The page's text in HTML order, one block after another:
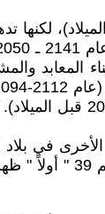
أوج قوتها في عهد الملك
2112 ـ 2004 قبل الميلاد)،
في
الأدنى . وقدم